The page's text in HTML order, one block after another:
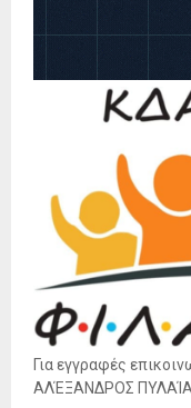
Για εγγραφές
ΑΛΈΞΑΝΔΡΟΣ